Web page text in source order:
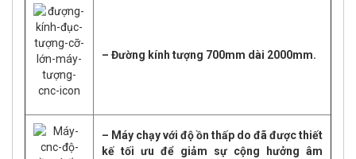
– Đường kính tượng 700mm dài 2000mm.
– Máy chạy với độ ồn thấp do đã được thiết
kế tối ưu để giảm sự cộng hưởng âm